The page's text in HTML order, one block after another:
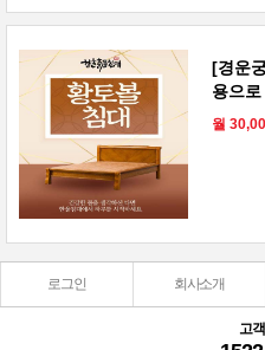
[경운
용으
월
로그인 회사소개
고